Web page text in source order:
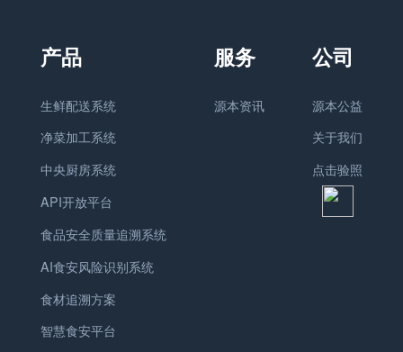
生鲜配送系统
净菜加工系统
中央厨房系统
API开放平台
食品安全质量追溯系统
AI食安风险识别系统
食材追溯方案
智慧食安平台
源本资讯
源本公益
关于我们
点击验照